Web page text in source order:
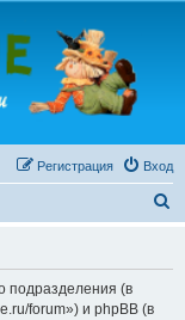
Вход
Регистрация
подразделения (в
forum») и phpBB (в